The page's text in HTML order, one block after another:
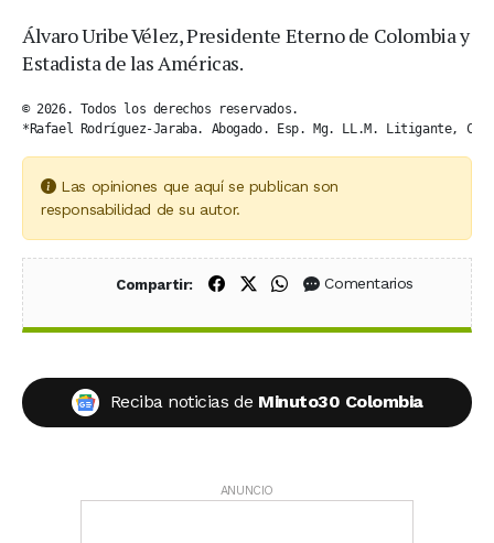
Álvaro Uribe Vélez, Presidente Eterno de Colombia y
Estadista de las Américas.
© 2026. Todos los derechos reservados.
*Rafael Rodríguez-Jaraba. Abogado. Esp. Mg. LL.M. Litigante,
Las opiniones que aquí se publican son
responsabilidad de su autor.
Compartir: Compartir en Facebook
Compartir en X (Twitter)
Compartir en WhatsApp
Comentarios
Reciba noticias de Minuto30 Colombia
ANUNCIO